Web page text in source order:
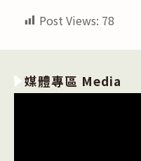
Post Views: 78
媒體專區 Media